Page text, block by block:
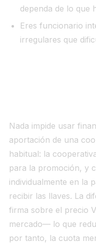
dependa de lo que
Eres funcionario
irregulares que
Nada impide usar
aportación de una
habitual: la
para la promoción, y
individualmente en la
recibir las llaves. La
firma sobre el precio
mercado— lo que
por tanto, la cuota